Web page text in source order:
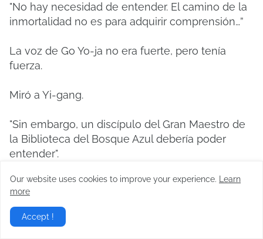
"No hay necesidad de entender. El camino de la
inmortalidad no es para adquirir comprensión…”
La voz de Go Yo-ja no era fuerte, pero tenía
fuerza.
Miró a Yi-gang.
"Sin embargo, un discípulo del Gran Maestro de
la Biblioteca del Bosque Azul debería poder
entender".
"...Soy Baek Yi-gang, un discípulo de segunda
generación del Bosque Azul".
“¿Está bien el sabio Yu?”
Our website uses cookies to improve your experience.
Learn
more
Accept !